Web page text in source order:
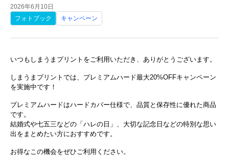
2026年6月10日
フォトブック
キャンペーン
いつもしまうまプリントをご利用いただき、ありがとうございます。
しまうまプリントでは、プレミアムハード最大20%OFFキャンペーン
を実施中です！
プレミアムハードはハードカバー仕様で、品質と保存性に優れた商品
です。
結婚式や七五三などの「ハレの日」、大切な記念日などの特別な思い
出をまとめたい方におすすめです。
お得なこの機会をぜひご利用ください。